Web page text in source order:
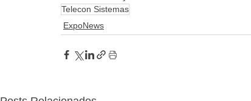
Telecon Sistemas
ExpoNews